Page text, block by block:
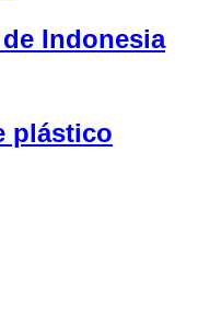
Indonesia
plástico